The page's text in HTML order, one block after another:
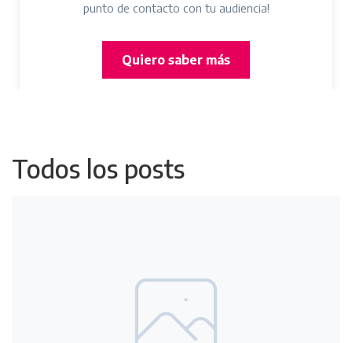
punto de contacto con tu audiencia!
Quiero saber más
Todos los posts